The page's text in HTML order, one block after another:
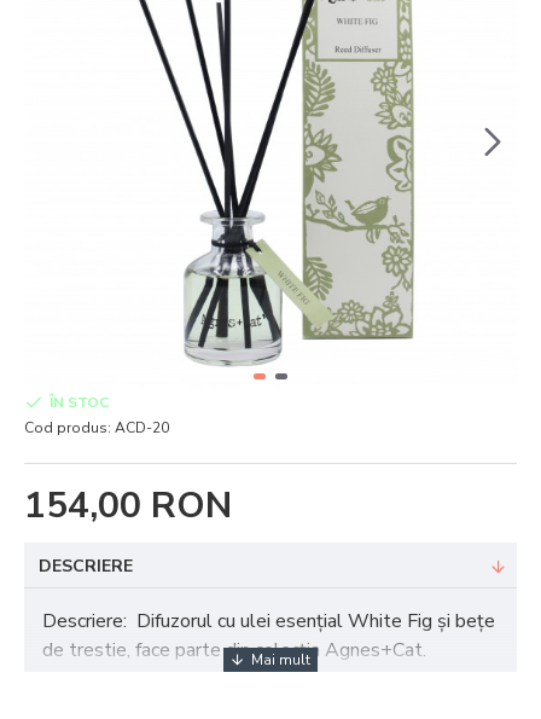
154,00 RON
ÎN STOC
Cod produs: ACD-20
DESCRIERE
Descriere: Difuzorul cu ulei esențial White Fig și bețe
de trestie, face parte din colecția Agnes+Cat.